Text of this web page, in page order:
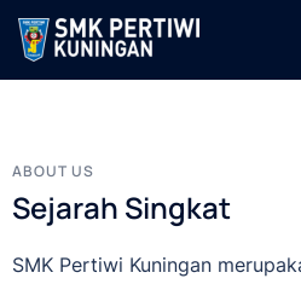
ABOUT US
Sejarah Singkat
SMK Pertiwi Kuningan